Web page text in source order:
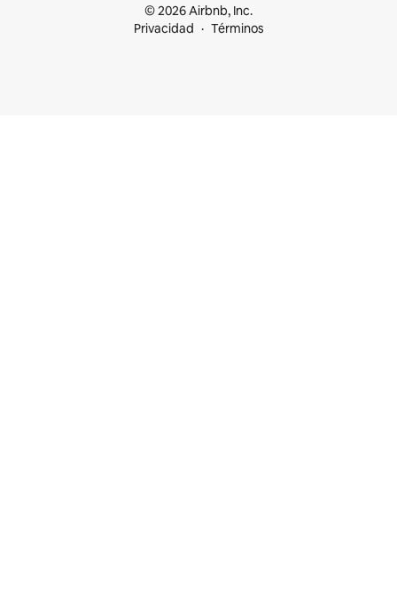
© 2026 Airbnb, Inc.
Privacidad
Términos